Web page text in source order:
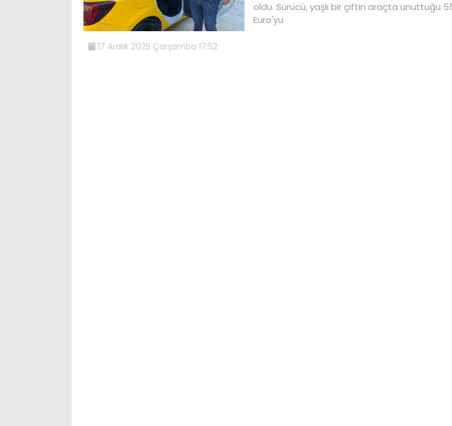
oldu. Sürücü, yaşlı bir çiftin araçta unuttuğu
Euro'yu
17 Aralık 2025 Çarşamba 17:52